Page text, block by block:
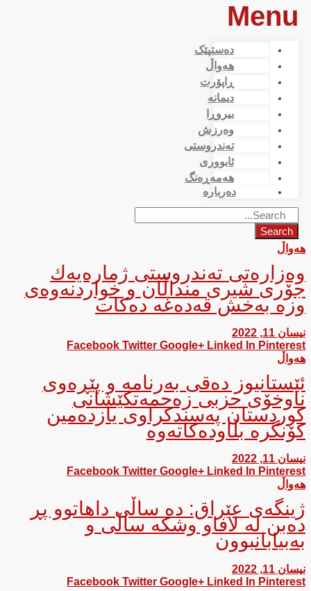
Menu
دەستپێک
هەواڵ
ڕاپۆرت
دیمانە
بیروڕا
وەرزش
تەندروستی
ئابووری
هەمەڕەنگ
دەربارە
Search
هەواڵ
وەزارەتی تەندروستی ژمارەیەك
جۆری شیری منداڵان و خواردنەوەی
وزە بەخش قەدەغە دەكات
نیسان 11, 2022
Facebook Twitter Google+ Linked In Pinterest
هەواڵ
ئێستانیوز دەقی بەرنامە و پێڕەوی
ناوخۆی حزبی زەحمەتكێشانی
كوردستان پەسندکراوی یازدەمین
كۆنگرە بڵاودەکاتەوە
نیسان 11, 2022
Facebook Twitter Google+ Linked In Pinterest
هەواڵ
ژینگه‌ی عێراق: ده‌ ساڵی داهاتوو پڕ
ده‌بن له‌ لافاو وشكه‌ ساڵی و
به‌بیابانبوون
نیسان 11, 2022
Facebook Twitter Google+ Linked In Pinterest